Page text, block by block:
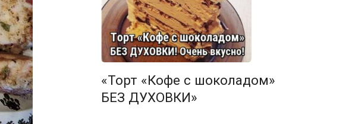
«Торт «Кофе с шоколадом»
БЕЗ ДУХОВКИ»